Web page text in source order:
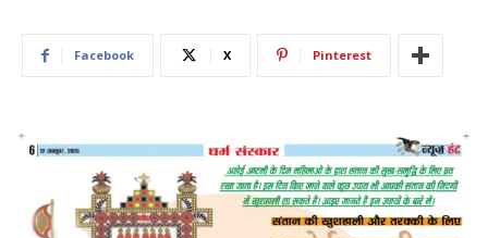
Facebook X Pinterest